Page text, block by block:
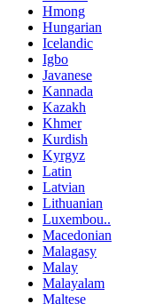
Hmong
Hungarian
Icelandic
Igbo
Javanese
Kannada
Kazakh
Khmer
Kurdish
Kyrgyz
Latin
Latvian
Lithuanian
Luxembou..
Macedonian
Malagasy
Malay
Malayalam
Maltese